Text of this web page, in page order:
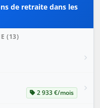
de retraite dans les
(13)
2 933 €/mois